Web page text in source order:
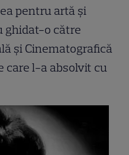
pentru artă și
ghidat-o către
și Cinematografică
care l-a absolvit cu